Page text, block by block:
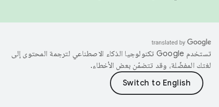
تستخدم Google تكنولوجيا الذكاء الاصطناعي لترجمة المحتوى إلى
لغتك المفضّلة، وقد تتضمّن بعض الأخطاء.